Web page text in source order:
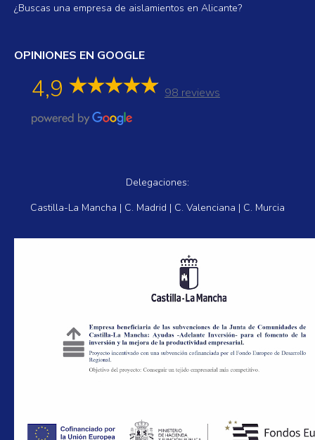
¿Buscas una empresa de aislamientos en Alicante?
OPINIONES EN GOOGLE
4,9 98 reviews
Delegaciones:
Castilla-La Mancha | C. Madrid | C. Valenciana | C. Murcia